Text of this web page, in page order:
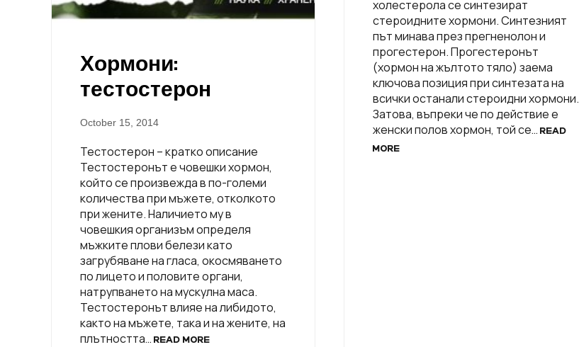
Хормони:
тестостерон
October 15, 2014
Тестостерон – кратко описание
Тестостеронът е човешки хормон,
който се произвежда в по-големи
количества при мъжете, отколкото
при жените. Наличието му в
човешкия организъм определя
мъжките плови белези като
загрубяване на гласа, окосмяването
по лицето и половите органи,
натрупването на мускулна маса.
Тестостеронът влияе на либидото,
както на мъжете, така и на жените, на
плътността… READ MORE
холестерола се синтезират
стероидните хормони. Синтезният
път минава през прегненолон и
прогестерон. Прогестеронът
(хормон на жълтото тяло) заема
ключова позиция при синтезата на
всички останали стероидни хормони.
Затова, въпреки че по действие е
женски полов хормон, той се…READ
MORE